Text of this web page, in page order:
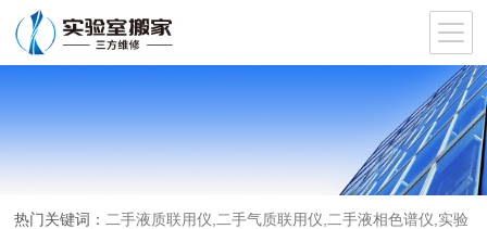
热门关键词： 二手液质联用仪,二手气质联用仪,二手液相色谱仪,实验